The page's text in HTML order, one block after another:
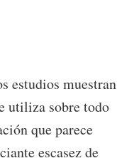
estudios muestran
utiliza sobre todo
que parece
escasez de